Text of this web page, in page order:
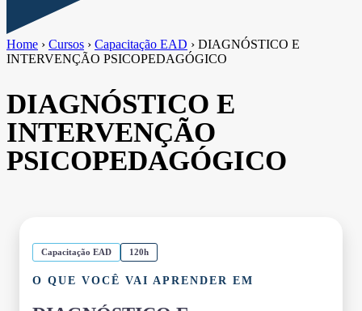
Home › Cursos › Capacitação EAD › DIAGNÓSTICO E
INTERVENÇÃO PSICOPEDAGÓGICO
DIAGNÓSTICO E
INTERVENÇÃO
PSICOPEDAGÓGICO
Capacitação EAD 120h
O QUE VOCÊ VAI APRENDER EM